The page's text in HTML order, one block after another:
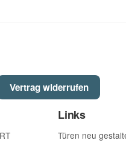
Vertrag widerrufen
Links
Türen neu